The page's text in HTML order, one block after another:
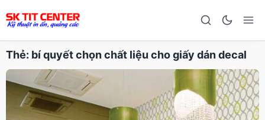
Thẻ: bí quyết chọn chất liệu cho giấy dán decal